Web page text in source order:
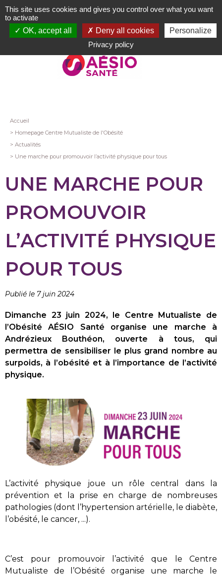
Aller
au
contenu
Fil
d'Ariane
Accueil
Homepage Centre Mutualiste de l'Obésité
Actualités
Une marche pour promouvoir l’activité physique pour tous
UNE MARCHE POUR
PROMOUVOIR
L’ACTIVITÉ PHYSIQUE
POUR TOUS
Publié le 7 juin 2024
Dimanche 23 juin 2024, le Centre Mutualiste de
l’Obésité AÉSIO Santé organise une marche à
Andrézieux Bouthéon, ouverte à tous, qui
permettra de sensibiliser le plus grand nombre au
surpoids, à l’obésité et à l’importance de l’activité
physique.
L’activité physique joue un rôle central dans la
prévention et la prise en charge de nombreuses
pathologies (dont l’hypertension artérielle, le diabète,
l’obésité, le cancer, ...).
C’est pour promouvoir l’activité que le Centre
Mutualiste de l’Obésité organise une marche le
This site uses cookies and gives you control over what you want
to activate
OK, accept all
Deny all cookies
Personalize
Privacy policy